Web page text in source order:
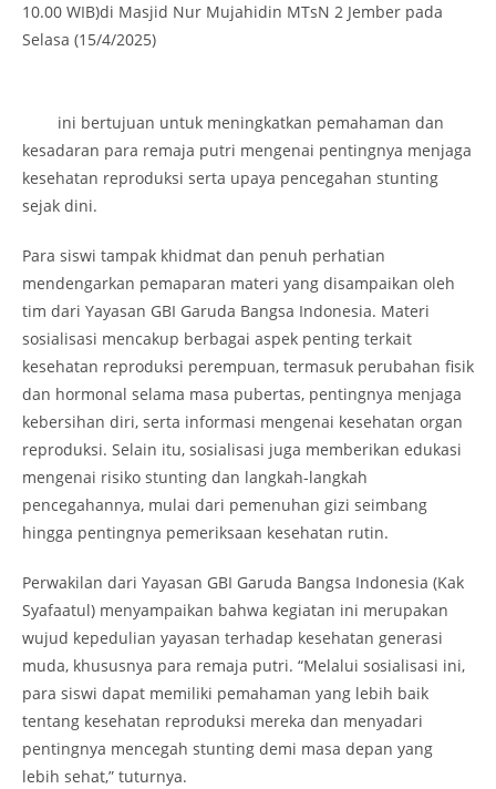
10.00 WIB)di Masjid Nur Mujahidin MTsN 2 Jember pada
Selasa (15/4/2025)
ini bertujuan untuk meningkatkan pemahaman dan
kesadaran para remaja putri mengenai pentingnya menjaga
kesehatan reproduksi serta upaya pencegahan stunting
sejak dini.
Para siswi tampak khidmat dan penuh perhatian
mendengarkan pemaparan materi yang disampaikan oleh
tim dari Yayasan GBI Garuda Bangsa Indonesia. Materi
sosialisasi mencakup berbagai aspek penting terkait
kesehatan reproduksi perempuan, termasuk perubahan fisik
dan hormonal selama masa pubertas, pentingnya menjaga
kebersihan diri, serta informasi mengenai kesehatan organ
reproduksi. Selain itu, sosialisasi juga memberikan edukasi
mengenai risiko stunting dan langkah-langkah
pencegahannya, mulai dari pemenuhan gizi seimbang
hingga pentingnya pemeriksaan kesehatan rutin.
Perwakilan dari Yayasan GBI Garuda Bangsa Indonesia (Kak
Syafaatul) menyampaikan bahwa kegiatan ini merupakan
wujud kepedulian yayasan terhadap kesehatan generasi
muda, khususnya para remaja putri. “Melalui sosialisasi ini,
para siswi dapat memiliki pemahaman yang lebih baik
tentang kesehatan reproduksi mereka dan menyadari
pentingnya mencegah stunting demi masa depan yang
lebih sehat,” tuturnya.